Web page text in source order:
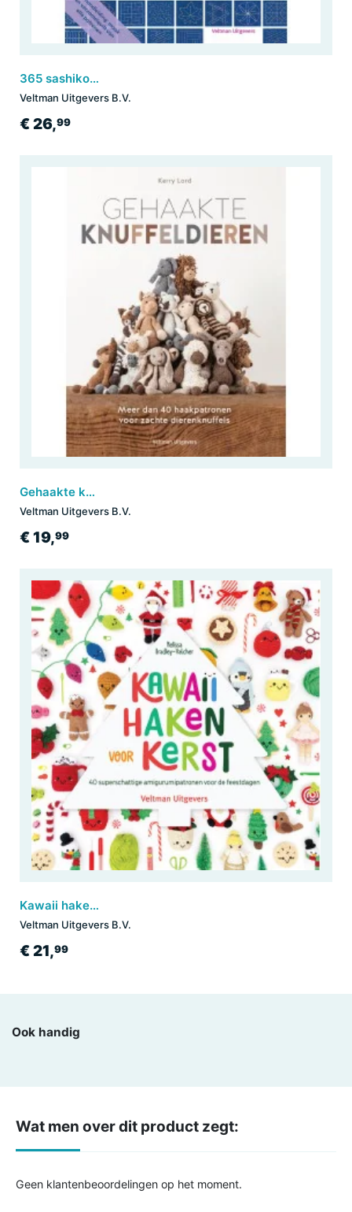
365 sashiko-patronen
Veltman Uitgevers B.V.
€ 26,99
Gehaakte knuffeldieren
Veltman Uitgevers B.V.
€ 19,99
Kawaii haken voor Kerst
Veltman Uitgevers B.V.
€ 21,99
Ook handig
Wat men over dit product zegt:
Geen klantenbeoordelingen op het moment.